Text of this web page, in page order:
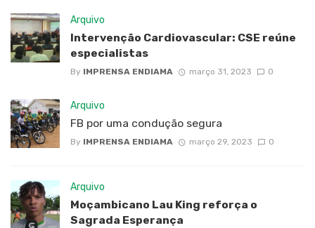
Arquivo
Intervenção Cardiovascular: CSE reúne
especialistas
By IMPRENSA ENDIAMA março 31, 2023 0
Arquivo
FB por uma condução segura
By IMPRENSA ENDIAMA março 29, 2023 0
Arquivo
Moçambicano Lau King reforça o
Sagrada Esperança